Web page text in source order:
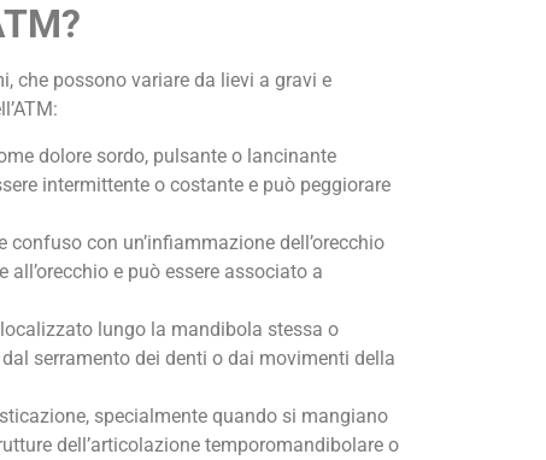
che possono variare da lievi a gravi e
dolore sordo, pulsante o lancinante
intermittente o costante e può peggiorare
confuso con un’infiammazione dell’orecchio
e può essere associato a
lungo la mandibola stessa o
serramento dei denti o dai movimenti della
specialmente quando si mangiano
dell’articolazione temporomandibolare o